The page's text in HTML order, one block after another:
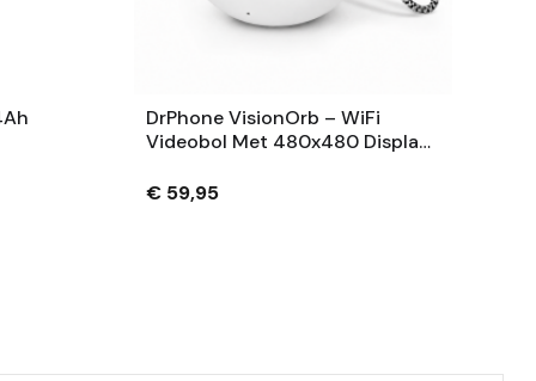
DrPhone VisionOrb – WiFi
Videobol Met 480x480 Display
– USB-C – Wit
€ 59,95